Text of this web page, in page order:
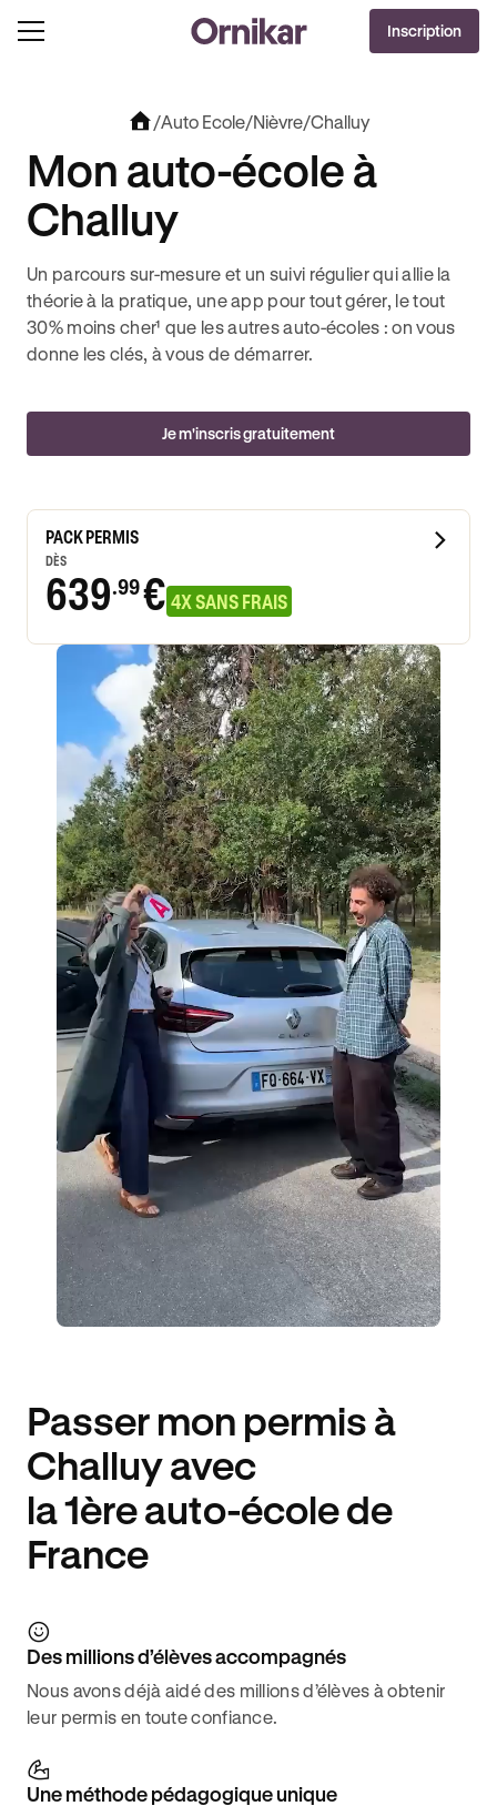
OFFRE EXCLUSIVE
JUSQU’À 170€ OFFERTS AVEC
J'EN PROFITE !
Inscription
/Auto Ecole/Nièvre/Challuy
Mon auto-école à
Challuy
Un parcours sur-mesure et un suivi régulier qui allie la
théorie à la pratique, une app pour tout gérer, le tout
30% moins cher¹ que les autres auto-écoles : on vous
donne les clés, à vous de démarrer.
Je m'inscris gratuitement
PACK PERMIS
DÈS
639.99€ 4X SANS FRAIS
Passer mon permis à
Challuy avec
la 1ère auto-école de
France
Des millions d’élèves accompagnés
Nous avons déjà aidé des millions d’élèves à obtenir
leur permis en toute confiance.
Une méthode pédagogique unique